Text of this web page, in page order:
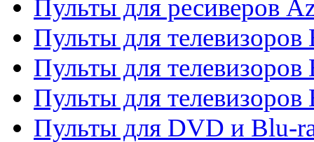
Пульты для ресиверов
Пульты для
Пульты для
Пульты для
Пульты для DVD и Blu-